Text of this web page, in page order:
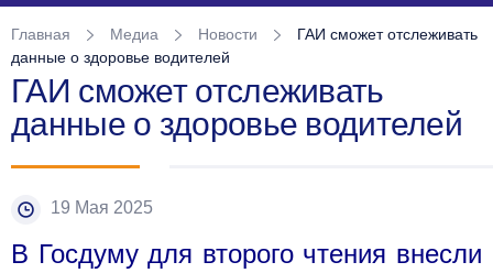
Главная Медиа Новости
ГАИ сможет отслеживать
данные о здоровье водителей
ГАИ сможет отслеживать
данные о здоровье водителей
19 Мая 2025
В Госдуму для второго чтения внесли